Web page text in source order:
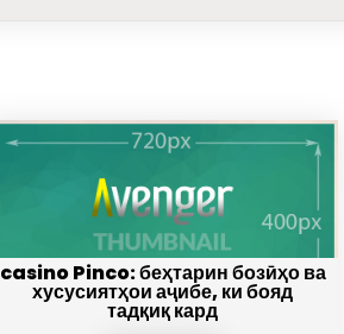
casino Pinco: беҳтарин бозӣҳо ва
хусусиятҳои аҷибе, ки бояд
тадқиқ кард